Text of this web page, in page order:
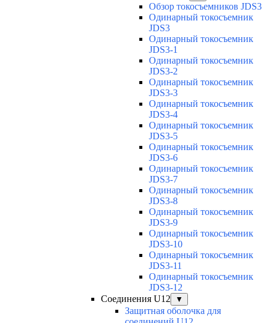
Обзор токосъемников JDS3
Одинарный токосъемник
JDS3
Одинарный токосъемник
JDS3-1
Одинарный токосъемник
JDS3-2
Одинарный токосъемник
JDS3-3
Одинарный токосъемник
JDS3-4
Одинарный токосъемник
JDS3-5
Одинарный токосъемник
JDS3-6
Одинарный токосъемник
JDS3-7
Одинарный токосъемник
JDS3-8
Одинарный токосъемник
JDS3-9
Одинарный токосъемник
JDS3-10
Одинарный токосъемник
JDS3-11
Одинарный токосъемник
JDS3-12
Соединения U12
▼
Защитная оболочка для